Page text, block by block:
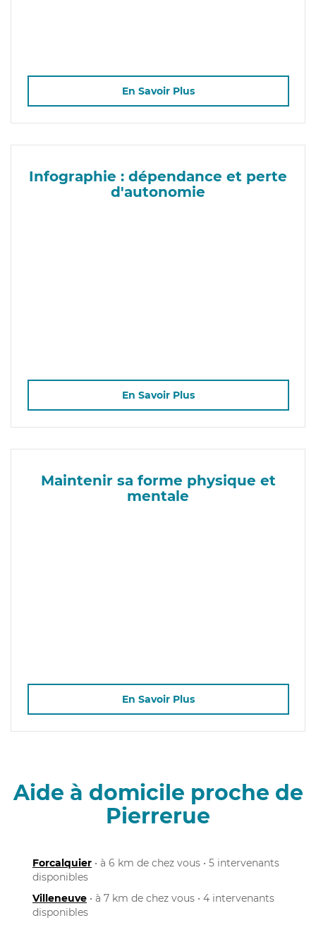
En Savoir Plus
Infographie : dépendance et perte
d'autonomie
En Savoir Plus
Maintenir sa forme physique et
mentale
En Savoir Plus
Aide à domicile proche de
Pierrerue
Forcalquier • à 6 km de chez vous • 5 intervenants
disponibles
Villeneuve • à 7 km de chez vous • 4 intervenants
disponibles